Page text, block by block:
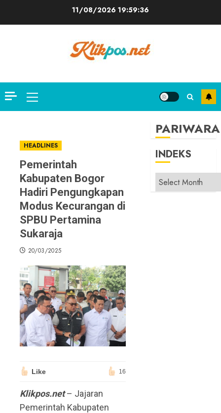
11/08/202619:59:37
Primary
Menu
HEADLINES
Pemerintah
Kabupaten Bogor
Hadiri Pengungkapan
Modus Kecurangan di
SPBU Pertamina
Sukaraja
20/03/2025
Like 16
Klikpos.net– Jajaran
Pemerintah Kabupaten
PARIWARA
INDEKS
INDEKS